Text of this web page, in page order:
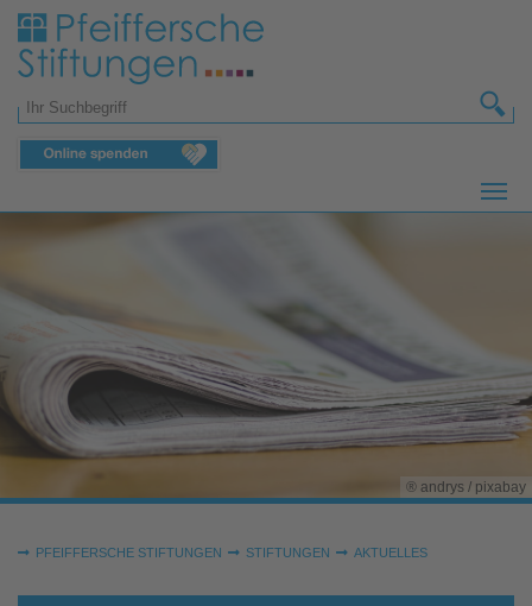
Zum Hauptinhalt springen
Suchformular
® andrys / pixabay
Sie sind hier:
PFEIFFERSCHE STIFTUNGEN STIFTUNGEN AKTUELLES